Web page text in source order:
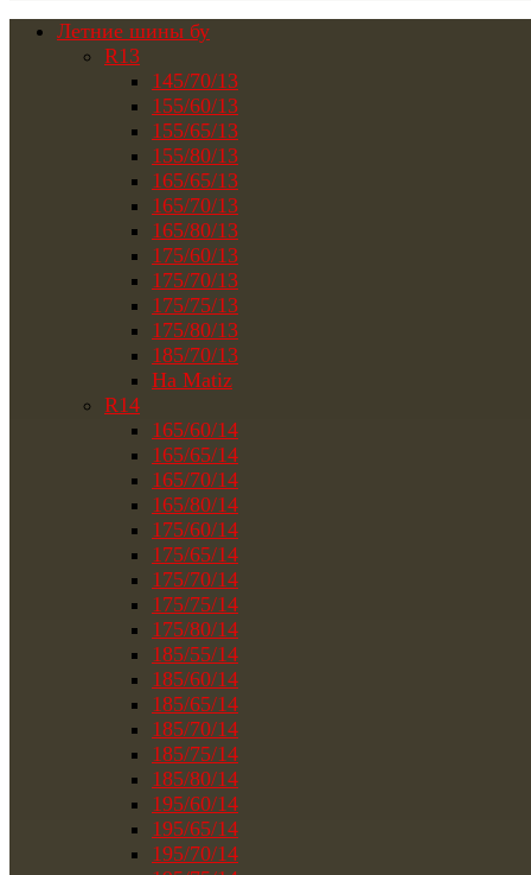
Летние шины бу
R13
145/70/13
155/60/13
155/65/13
155/80/13
165/65/13
165/70/13
165/80/13
175/60/13
175/70/13
175/75/13
175/80/13
185/70/13
На Matiz
R14
165/60/14
165/65/14
165/70/14
165/80/14
175/60/14
175/65/14
175/70/14
175/75/14
175/80/14
185/55/14
185/60/14
185/65/14
185/70/14
185/75/14
185/80/14
195/60/14
195/65/14
195/70/14